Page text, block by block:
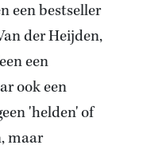
een bestseller
der Heijden,
een
ook een
'helden' of
maar